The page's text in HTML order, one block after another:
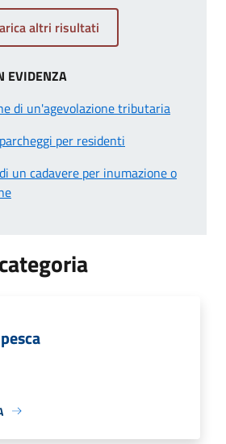
altri risultati
EVIDENZA
di un'agevolazione tributaria
per residenti
un cadavere per inumazione o